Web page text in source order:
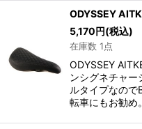
ODYSSEY
5,170円(税込)
在庫数 1点
ODYSSEY
ンシグネチャー
ルタイプなので
転車にもお勧め